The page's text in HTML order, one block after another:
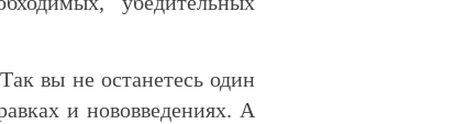
вы не останетесь один
и нововведениях. А